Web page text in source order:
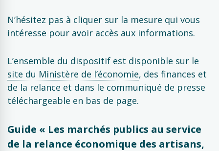
N’hésitez pas à cliquer sur la mesure qui vous
intéresse pour avoir accès aux informations.
L’ensemble du dispositif est disponible sur le
site du Ministère de l’économie, des finances et
de la relance et dans le communiqué de presse
téléchargeable en bas de page.
Guide « Les marchés publics au service
de la relance économique des artisans,